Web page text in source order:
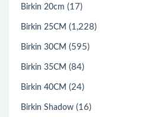
Birkin 20cm (17)
Birkin 25CM (1,228)
Birkin 30CM (595)
Birkin 35CM (84)
Birkin 40CM (24)
Birkin Shadow (16)